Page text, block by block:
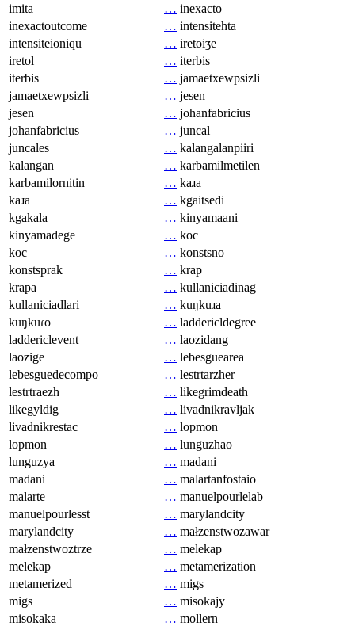
imita
… inexacto
inexactoutcome
… intensitehta
intensiteioniqu
… iretoiʒe
iretol
… iterbis
iterbis
… jamaetxewpsizli
jamaetxewpsizli
… jesen
jesen
… johanfabricius
johanfabricius
… juncal
juncales
… kalangalanpiiri
kalangan
… karbamilmetilen
karbamilornitin
… kaɹa
kaɹa
… kgaitsedi
kgakala
… kinyamaani
kinyamadege
… koc
koc
… konstsno
konstsprak
… krap
krapa
… kullaniciadinag
kullaniciadlari
… kuŋkuɹa
kuŋkuɾo
… laddericldegree
laddericlevent
… laozidang
laozige
… lebesguearea
lebesguedecompo
… lestrtarzher
lestrtraezh
… likegrimdeath
likegyldig
… livadnikravljak
livadnikrestac
… lopmon
lopmon
… lunguzhao
lunguzya
… madani
madani
… malartanfostaio
malarte
… manuelpourlelab
manuelpourlesst
… marylandcity
marylandcity
… małzenstwozawar
małzenstwoztrze
… melekap
melekap
… metamerization
metamerized
… migs
migs
… misokajy
misokaka
… mollern